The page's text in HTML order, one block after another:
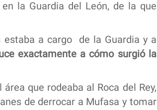
la Guardia del León, de la que
a cargo de la Guardia y a
exactamente a cómo surgió la
que rodeaba al Roca del Rey,
de derrocar a Mufasa y tomar